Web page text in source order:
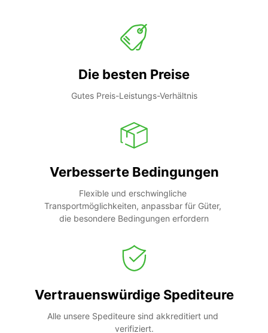
Die besten Preise
Gutes Preis-Leistungs-Verhältnis
Verbesserte Bedingungen
Flexible und erschwingliche
Transportmöglichkeiten, anpassbar für Güter,
die besondere Bedingungen erfordern
Vertrauenswürdige Spediteure
Alle unsere Spediteure sind akkreditiert und
verifiziert.